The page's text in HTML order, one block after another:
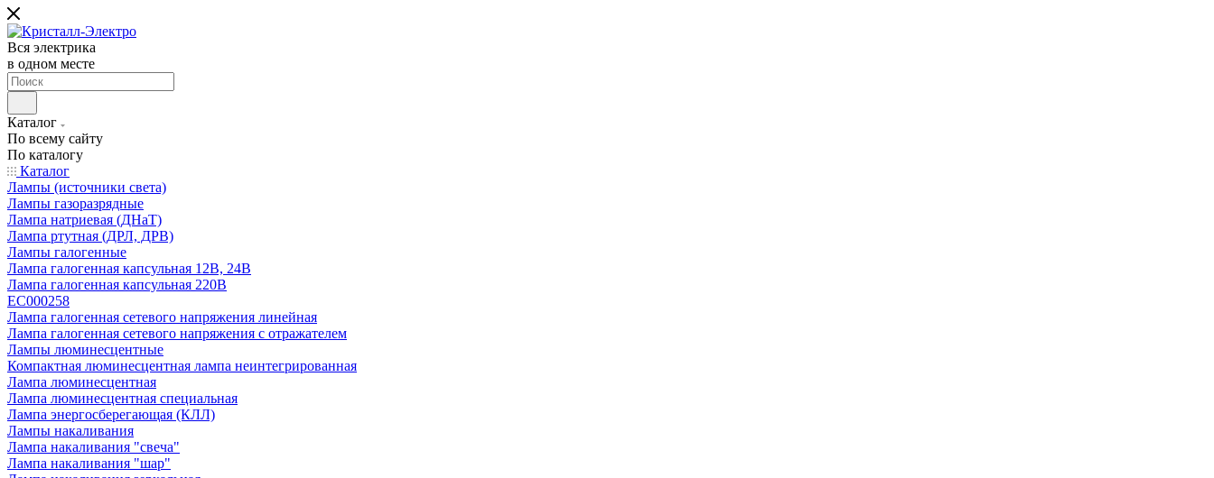
Вся электрика
в одном месте
Каталог
По всему сайту
По каталогу
Каталог
Лампы (источники света)
Лампы газоразрядные
Лампа натриевая (ДНаТ)
Лампа ртутная (ДРЛ, ДРВ)
Лампы галогенные
Лампа галогенная капсульная 12В, 24В
Лампа галогенная капсульная 220В
EC000258
Лампа галогенная сетевого напряжения линейная
Лампа галогенная сетевого напряжения с отражателем
Лампы люминесцентные
Компактная люминесцентная лампа неинтегрированная
Лампа люминесцентная
Лампа люминесцентная специальная
Лампа энергосберегающая (КЛЛ)
Лампы накаливания
Лампа накаливания "свеча"
Лампа накаливания "шар"